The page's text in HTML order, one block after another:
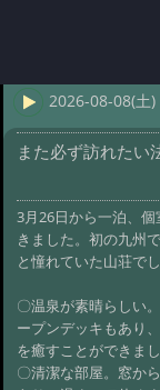
2026-08-08(土)
また必ず訪れたい
3月26日から一泊、
きました。初の九州
と憧れていた山荘で
〇温泉が素晴らしい
ープンデッキもあり
を癒すことができま
〇清潔な部屋。窓か